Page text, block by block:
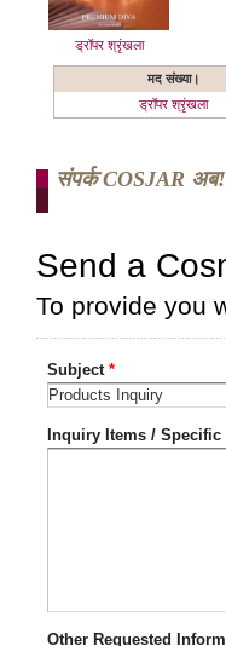
ड्रॉपर श्रृंखला
मद संख्या।
ड्रॉपर श्रृंखला
संपर्क COSJAR अब!